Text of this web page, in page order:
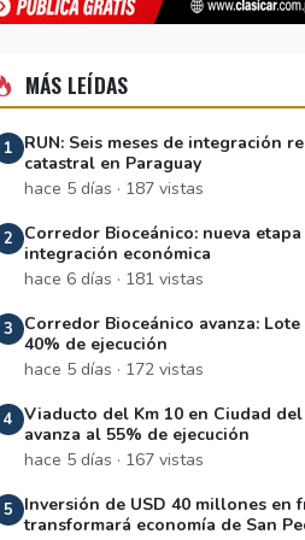
MÁS LEÍDAS
1
RUN: Seis meses de integración
catastral en Paraguay
hace 5 días · 187 vistas
2
Corredor Bioceánico: nueva
integración económica
hace 6 días · 181 vistas
3
Corredor Bioceánico avanza: Lote
40% de ejecución
hace 5 días · 172 vistas
4 Viaducto del Km 10 en Ciudad del
avanza al 55% de ejecución
hace 5 días · 167 vistas
5
Inversión de USD 40 millones en
transformará economía de San